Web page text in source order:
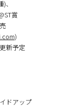
、
賞
)
新予定
ドアップ